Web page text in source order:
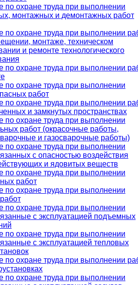
по охране труда при выполнении
монтажных и демонтажных работ
по охране труда при выполнении
монтаже, техническом
и ремонте технологического
по охране труда при выполнении
по охране труда при выполнении
работ
по охране труда при выполнении
и замкнутых пространствах
по охране труда при выполнении
работ (окрасочные работы,
и газосварочные работы)
по охране труда при выполнении
с опасностью воздействия
и ядовитых веществ
по охране труда при выполнении
работ
по охране труда при выполнении
по охране труда при выполнении
с эксплуатацией подъемных
по охране труда при выполнении
с эксплуатацией тепловых
по охране труда при выполнении
по охране труда при выполнении